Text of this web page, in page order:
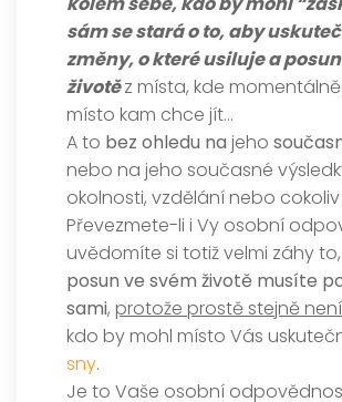
sám se stará o to, aby
změny, o které usiluje a
životěz místa, kde
místo kam chce jít…
A to bez ohledu na jeho
nebo na jeho současné
okolnosti, vzdělání nebo
Převezmete-li i Vy osobní
uvědomíte si totiž velmi záhy to,
posun ve svém životě musíte
sami, protože prostě stejně
kdo by mohl místo Vás
sny.
Je to Vaše osobní